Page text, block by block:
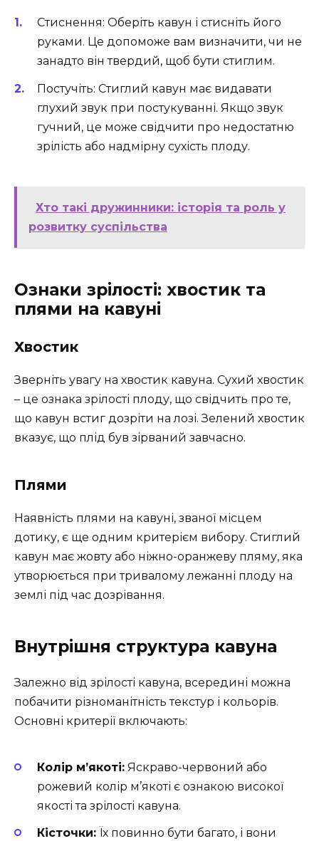
Стиснення: Оберіть кавун і стисніть його
руками. Це допоможе вам визначити, чи не
занадто він твердий, щоб бути стиглим.
Постучіть: Стиглий кавун має видавати
глухий звук при постукуванні. Якщо звук
гучний, це може свідчити про недостатню
зрілість або надмірну сухість плоду.
Хто такі дружинники: історія та роль у
розвитку суспільства
Ознаки зрілості: хвостик та
плями на кавуні
Хвостик
Зверніть увагу на хвостик кавуна. Сухий хвостик
– це ознака зрілості плоду, що свідчить про те,
що кавун встиг дозріти на лозі. Зелений хвостик
вказує, що плід був зірваний завчасно.
Плями
Наявність плями на кавуні, званої місцем
дотику, є ще одним критерієм вибору. Стиглий
кавун має жовту або ніжно-оранжеву пляму, яка
утворюється при тривалому лежанні плоду на
землі під час дозрівання.
Внутрішня структура кавуна
Залежно від зрілості кавуна, всередині можна
побачити різноманітність текстур і кольорів.
Основні критерії включають:
Колір м’якоті: Яскраво-червоний або
рожевий колір м’якоті є ознакою високої
якості та зрілості кавуна.
Кісточки: Їх повинно бути багато, і вони